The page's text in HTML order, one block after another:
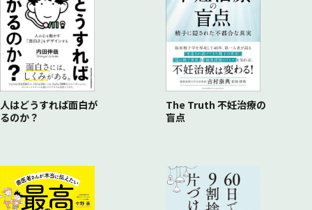
人はどうすれば面白が
るのか？
The Truth 不妊治療の
盲点